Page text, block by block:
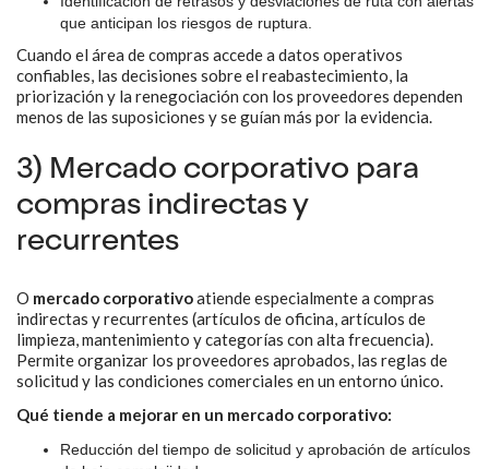
que anticipan los riesgos de ruptura.
Cuando el área de compras accede a datos operativos
confiables, las decisiones sobre el reabastecimiento, la
priorización y la renegociación con los proveedores dependen
menos de las suposiciones y se guían más por la evidencia.
3) Mercado corporativo para
compras indirectas y
recurrentes
O mercado corporativoatiende especialmente a compras
indirectas y recurrentes (artículos de oficina, artículos de
limpieza, mantenimiento y categorías con alta frecuencia).
Permite organizar los proveedores aprobados, las reglas de
solicitud y las condiciones comerciales en un entorno único.
Qué tiende a mejorar en un mercado corporativo:
Reducción del tiempo de solicitud y aprobación de artículos